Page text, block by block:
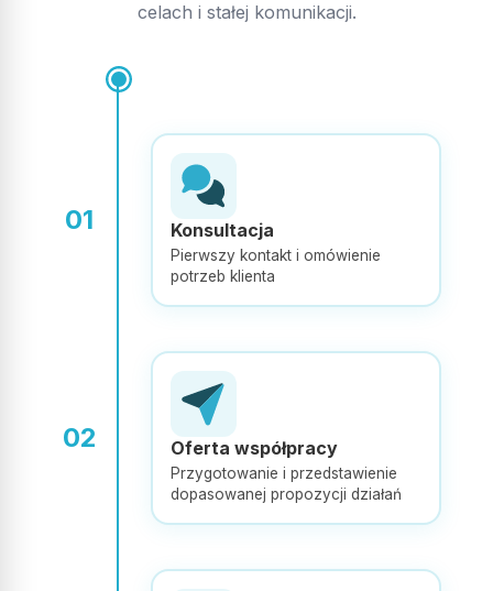
Świetna współpraca od początku do końca. Wszystko
Zdecydowanie polecam i życzę dalszych sukcesów!
Opublikowano w Google
Z bardzo długiego doświadczenia z Adsymalnie, mogę
polecić w 100%, pełen profesjonalizm, jakość usług i dbałość
o Klienta na najwyższym poziomie.
Opublikowano w Google
celach i stałej komunikacji.
Konsultacja
Pierwszy kontakt i omówienie
potrzeb klienta
01
02 Oferta współpracy
Przygotowanie i przedstawienie
dopasowanej propozycji działań